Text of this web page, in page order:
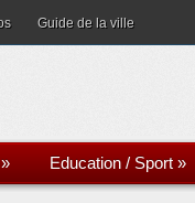
Guide de la ville
» Education / Sport »